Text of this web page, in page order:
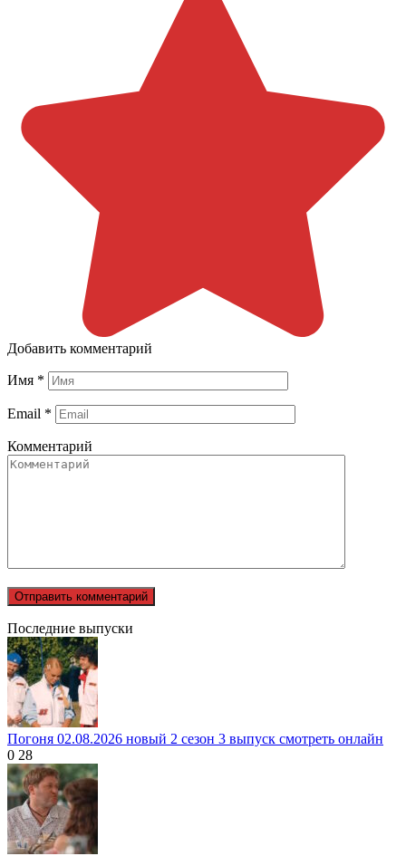
Добавить комментарий
Имя *
Email *
Комментарий
Последние выпуски
Погоня 02.08.2026 новый 2 сезон 3 выпуск смотреть онлайн
0 28